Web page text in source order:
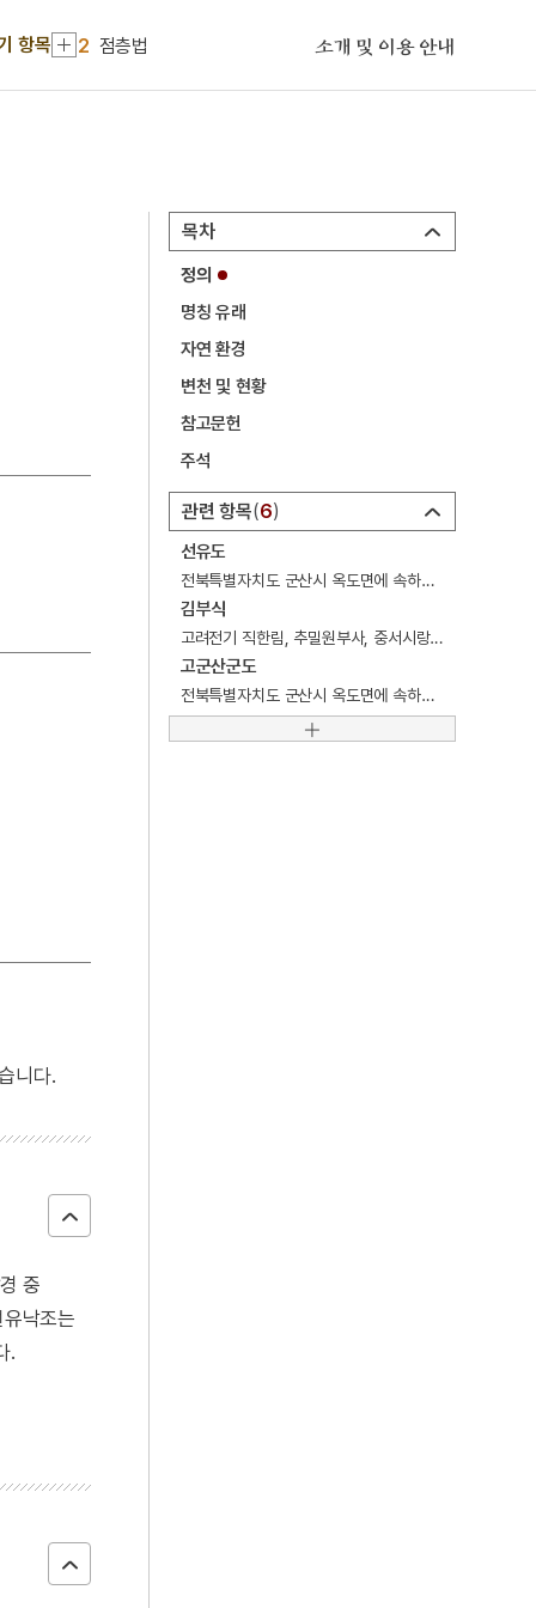
항목
2 점층법
3 12연기
이광륜
장자못 설화
장자못 설화
광복절 노래
소개 및 이용 안내
목차
정의
명칭 유래
자연 환경
변천 및 현황
참고문헌
주석
관련 항목 6
선유도
전북특별자치도 군산시 옥도면에 속하는 섬.
김부식
고려전기 직한림, 추밀원부사, 중서시랑평장사 등을 역임한 문신. 학자, 문인.
고군산군도
전북특별자치도 군산시 옥도면에 속하는 군도.
니다.
중
낙조는
.